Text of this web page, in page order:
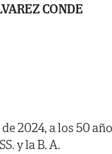
CONDE
2024, a los 50
y la B. A.